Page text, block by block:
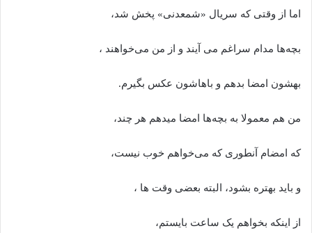
اما از وقتی که سریال «شمعدنی» پخش شد،
بچه‌ها مدام سراغم می آیند و از من می‌خواهند ،
بهشون امضا بدهم و باهاشون عکس بگیرم.
من هم معمولا به بچه‌ها امضا میدهم هر چند،
که امضام آنطوری که می‌خواهم خوب نیست،
و باید بهتره بشود، البته بعضی وقت ها ،
از اینکه بخواهم یک ساعت بایستم،